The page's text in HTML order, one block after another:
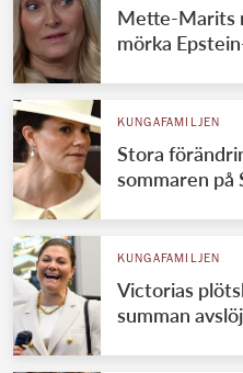
Mette-Marits
mörka
KUNGAFAMILJEN
Stora
sommaren på
KUNGAFAMILJEN
Victorias
summan